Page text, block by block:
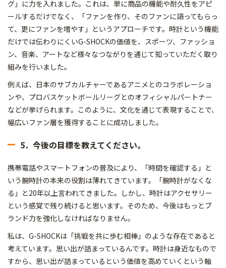
グ」に力を入れました。これは、単に商品の機能や耐久性をアピ
ールするだけでなく、「ファンを作り、そのファンに語ってもらっ
て、更にファンを増やす」というアプローチです。時計という機能
だけでは伝わりにくいG-SHOCKの価値を、スポーツ、ファッショ
ン、音楽、アートなど様々なつながりを通じて知っていただく取り
組みを行いました。
例えば、日本のサブカルチャーであるアニメとのコラボレーショ
ンや、プロバスケットボールリーグとのオフィシャルパートナー
などが挙げられます。このように、文化を通じて表現することで、
幅広いファン層を獲得することに成功しました。
5．今後の目標を教えてください。
携帯電話やスマートフォンの普及により、「時間を確認する」と
いう腕時計の本来の役割は薄れてきています。「腕時計がなくな
る」と20年以上言われてきました。しかし、時計はアクセサリー
という感覚で残り続けると思います。そのため、今後はもっとブ
ランド力を強化しなければなりません。
私は、G-SHOCKは「挑戦を共に歩む相棒」のような存在であると
考えています。思い出が詰まっているんです。時計は身近なもので
すから、思い出が詰まっているという価値を高めていくという軸